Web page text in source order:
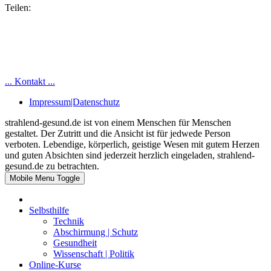
Teilen:
... Kontakt ...
Impressum|Datenschutz
strahlend-gesund.de ist von einem Menschen für Menschen
gestaltet. Der Zutritt und die Ansicht ist für jedwede Person
verboten. Lebendige, körperlich, geistige Wesen mit gutem Herzen
und guten Absichten sind jederzeit herzlich eingeladen, strahlend-
gesund.de zu betrachten.
Mobile Menu Toggle
Selbsthilfe
Technik
Abschirmung | Schutz
Gesundheit
Wissenschaft | Politik
Online-Kurse